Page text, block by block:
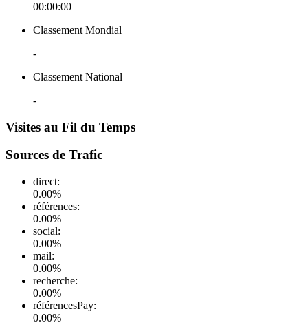
00:00:00
Classement Mondial
-
Classement National
-
Visites au Fil du Temps
Sources de Trafic
direct:
0.00%
références:
0.00%
social:
0.00%
mail:
0.00%
recherche:
0.00%
référencesPay:
0.00%